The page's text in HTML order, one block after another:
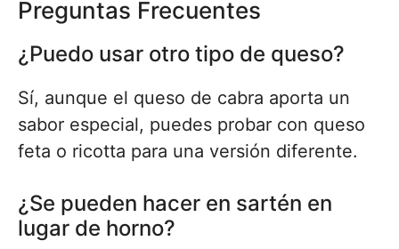
Preguntas Frecuentes
¿Puedo usar otro tipo de queso?
Sí, aunque el queso de cabra aporta un
sabor especial, puedes probar con queso
feta o ricotta para una versión diferente.
¿Se pueden hacer en sartén en
lugar de horno?